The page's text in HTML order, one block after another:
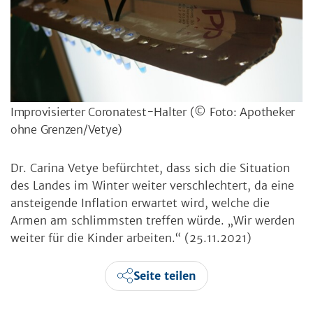
Improvisierter Coronatest-Halter (© Foto: Apotheker
ohne Grenzen/Vetye)
Dr. Carina Vetye befürchtet, dass sich die Situation
des Landes im Winter weiter verschlechtert, da eine
ansteigende Inflation erwartet wird, welche die
Armen am schlimmsten treffen würde. „Wir werden
weiter für die Kinder arbeiten.“ (25.11.2021)
Seite teilen